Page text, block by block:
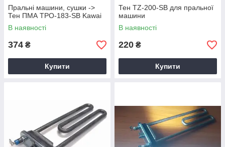
Пральні машини, сушки ->
Тен ПМА TPO-183-SB Kawai
В наявності
374 ₴
Купити
Тен TZ-200-SB для пральної
машини
В наявності
220 ₴
Купити